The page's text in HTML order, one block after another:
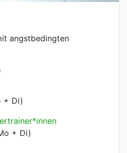
angstbedingten
+ Di)
+ Di)